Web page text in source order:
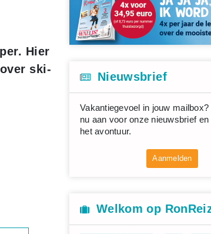
Hier
ski-
Nieuwsbrief
Vakantiegevoel in jouw
nu aan voor onze nieuwsbrief
het avontuur.
Aanmelden
Welkom op